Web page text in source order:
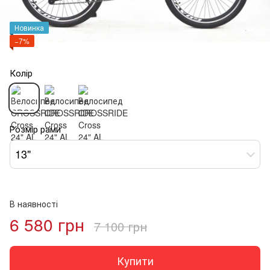
Новинка
−7%
Колір
Розмір рами
13"
В наявності
6 580 грн 7 100 грн
Купити